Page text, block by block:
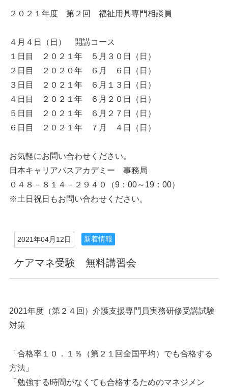
２０２１年度 第２回 福祉用具専門相談員
４月４日（日） 開講コース
１日目 ２０２１年 ５月３０日（日）
２日目 ２０２０年 ６月 ６日（日）
３日目 ２０２１年 ６月１３日（日）
４日目 ２０２１年 ６月２０日（日）
５日目 ２０２１年 ６月２７日（日）
６日目 ２０２１年 ７月 ４日（日）
お気軽にお問い合わせください。
日本キャリアパスアカデミー 事務局
０４８－８１４－２９４０（9：00～19：00）
※土日祝日もお問い合わせください。
2021年04月12日 新着情報
ケアマネ受験 無料講習会
2021年度（第２４回）介護支援専門員実務研修受講試験
対策
「合格率１０．１％（第２１回全国平均）でも合格する
方法」
「勉強する時間がなくても合格するためのマネジメン